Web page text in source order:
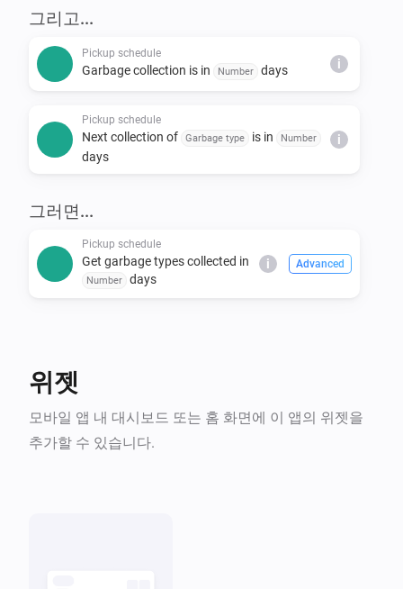
- Time Kommune
- Solør Renovasjon IKS (SOR)
- Lofoten Avfallsselskap IKS (LAS)
- Karmøy Kommune
*Note that Min Renovasjon is an umbrella service that
그리고...
Pickup schedule
Garbage collection is in Number days i
Pickup schedule
Next collection of Garbage type is in Number
days
i
그러면...
Pickup schedule
Get garbage types collected in
Number days
i Advanced
위젯
모바일 앱 내 대시보드 또는 홈 화면에 이 앱의 위젯을
추가할 수 있습니다.